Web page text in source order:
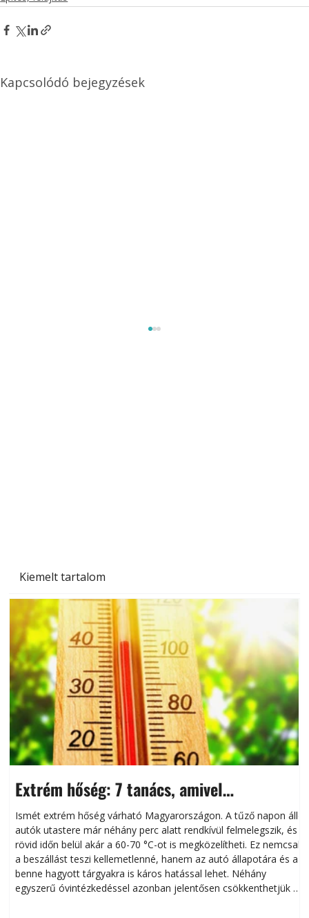
Kiemelt tartalom
Extrém hőség: 7 tanács, amivel
megóvhatjuk autónkat a nyári károktól
Ismét extrém hőség várható Magyarországon. A tűző napon álló
autók utastere már néhány perc alatt rendkívül felmelegszik, és
rövid időn belül akár a 60-70 °C-ot is megközelítheti. Ez nemcsak
a beszállást teszi kellemetlenné, hanem az autó állapotára és a
benne hagyott tárgyakra is káros hatással lehet. Néhány
egyszerű óvintézkedéssel azonban jelentősen csökkenthetjük a
Kapcsolódó bejegyzések